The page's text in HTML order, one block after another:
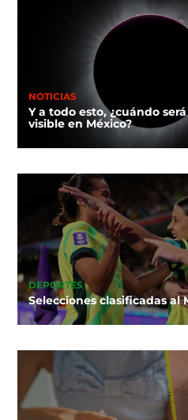
NOTICIAS
Y a todo esto, ¿cuándo
visible en México?
DEPORTES
Selecciones clasificadas al